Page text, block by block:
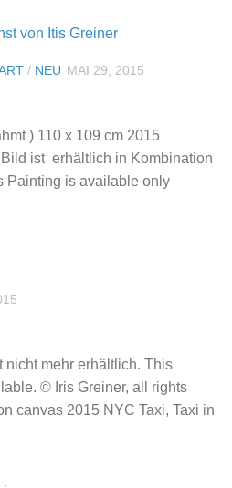
/ NEU MAI 29, 2015
) 110 x 109 cm 2015
ist erhältlich in Kombination
Painting is available only
mehr erhältlich. This
© Iris Greiner, all rights
canvas 2015 NYC Taxi, Taxi in